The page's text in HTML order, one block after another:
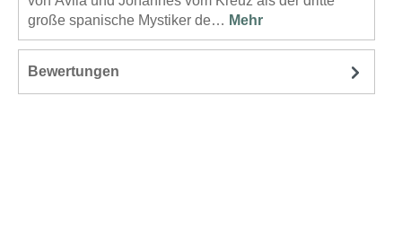
große spanische Mystiker de… Mehr
Bewertungen